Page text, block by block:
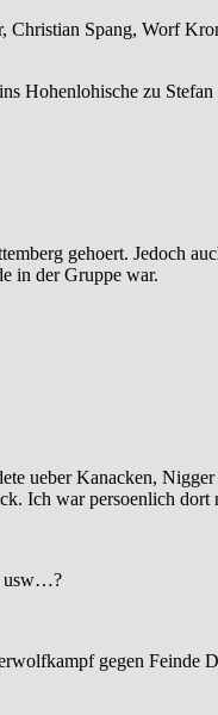
Spang, Worf
Hohenlohische zu
gehoert. Jedoch
in der Gruppe war.
ueber Kanacken,
Ich war persoenlich
usw…?
gegen